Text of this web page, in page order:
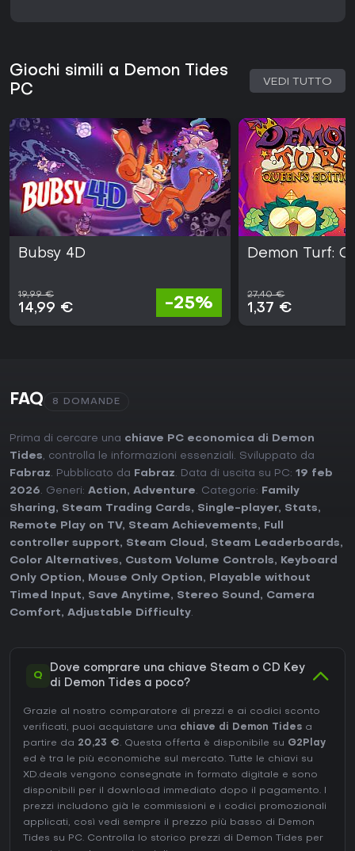
Giochi simili a Demon Tides
PC
VEDI TUTTO
Bubsy 4D
19,99 €
14,99 € -25%
Demon Turf:
27,40 €
1,37 €
FAQ 8 DOMANDE
Prima di cercare una chiave PC economica di Demon
Tides, controlla le informazioni essenziali. Sviluppato da
Fabraz. Pubblicato da Fabraz. Data di uscita su PC: 19 feb
2026. Generi: Action, Adventure. Categorie:
Family
Sharing, Steam Trading Cards, Single-player, Stats,
Remote Play on TV, Steam Achievements,
Full
controller support, Steam Cloud , Steam Leaderboards,
Color Alternatives, Custom Volume Controls,
Keyboard
Only Option, Mouse Only Option,
Playable without
Timed Input, Save Anytime, Stereo Sound , Camera
Comfort, Adjustable Difficulty.
Q
Dove comprare una chiave Steam o CD Key
di Demon Tides a poco?
Grazie al nostro comparatore di prezzi e ai codici sconto
verificati, puoi acquistare una chiave di Demon Tides a
partire da 20,23 €. Questa offerta è disponibile su G2Play
ed è tra le più economiche sul mercato. Tutte le chiavi su
XD.deals vengono consegnate in formato digitale e sono
disponibili per il download immediato dopo il pagamento. I
prezzi includono già le commissioni e i codici promozionali
applicati, così vedi sempre il prezzo più basso di Demon
Tides su PC. Controlla lo storico prezzi di Demon Tides per